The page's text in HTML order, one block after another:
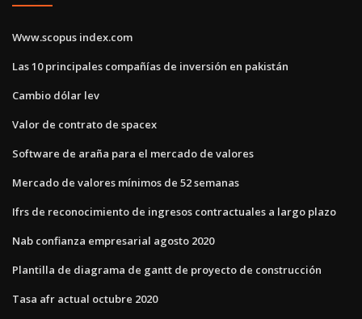
Www.scopus index.com
Las 10 principales compañías de inversión en pakistán
Cambio dólar lev
Valor de contrato de spacex
Software de araña para el mercado de valores
Mercado de valores mínimos de 52 semanas
Ifrs de reconocimiento de ingresos contractuales a largo plazo
Nab confianza empresarial agosto 2020
Plantilla de diagrama de gantt de proyecto de construcción
Tasa afr actual octubre 2020